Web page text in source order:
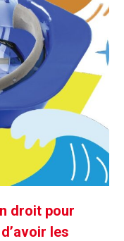
droit pour
les